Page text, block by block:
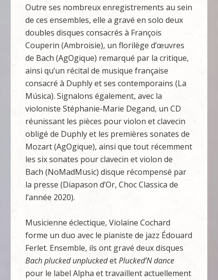
Outre ses nombreux enregistrements au sein
de ces ensembles, elle a gravé en solo deux
doubles disques consacrés à François
Couperin (Ambroisie), un florilège d’œuvres
de Bach (AgOgique) remarqué par la critique,
ainsi qu’un récital de musique française
consacré à Duphly et ses contemporains (La
Música). Signalons également, avec la
violoniste Stéphanie-Marie Degand, un CD
réunissant les pièces pour violon et clavecin
obligé de Duphly et les premières sonates de
Mozart (AgOgique), ainsi que tout récemment
les six sonates pour clavecin et violon de
Bach (NoMadMusic) disque récompensé par
la presse (Diapason d’Or, Choc Classica de
l’année 2020).
Musicienne éclectique, Violaine Cochard
forme un duo avec le pianiste de jazz Édouard
Ferlet. Ensemble, ils ont gravé deux disques
Bach plucked unpluckedetPlucked’N dance
pour le label Alpha et travaillent actuellement